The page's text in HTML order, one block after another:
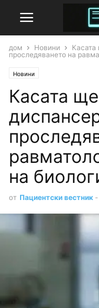
дом Новини
Касата
проследяването на
Новини
Касата
на
от Пациентски вестник -